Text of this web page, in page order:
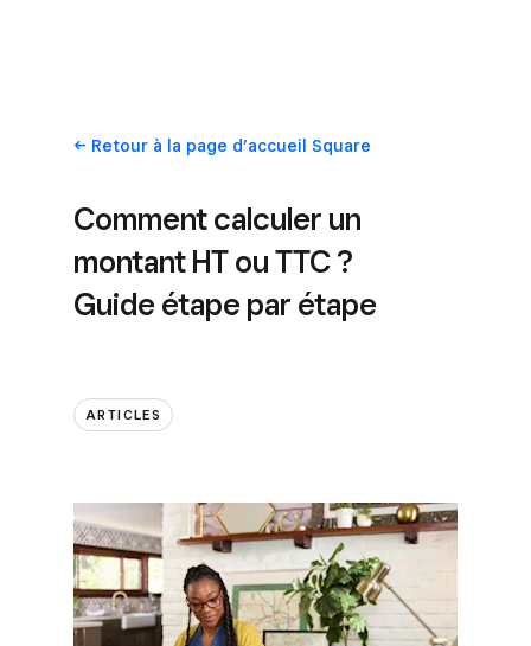
Retourà la page d’accueil Square
Comment calculer un
montant HT ou TTC ?
Guide étape par étape
ARTICLES